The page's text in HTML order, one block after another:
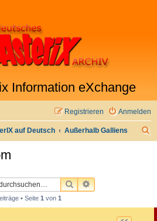
Information eXchange
Anmelden
Registrieren
auf Deutsch Außerhalb Galliens
SUCHEERWEITERTE
• Seite 1 von 1